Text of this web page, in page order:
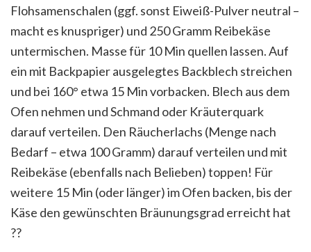
Flohsamenschalen (ggf. sonst Eiweiß-Pulver neutral –
macht es knuspriger) und 250 Gramm Reibekäse
untermischen. Masse für 10 Min quellen lassen. Auf
ein mit Backpapier ausgelegtes Backblech streichen
und bei 160° etwa 15 Min vorbacken. Blech aus dem
Ofen nehmen und Schmand oder Kräuterquark
darauf verteilen. Den Räucherlachs (Menge nach
Bedarf – etwa 100 Gramm) darauf verteilen und mit
Reibekäse (ebenfalls nach Belieben) toppen! Für
weitere 15 Min (oder länger) im Ofen backen, bis der
Käse den gewünschten Bräunungsgrad erreicht hat
??